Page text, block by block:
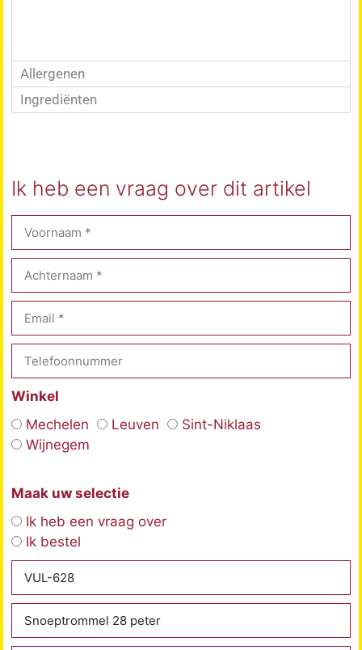
Allergenen
Ingrediënten
Ik heb een vraag over dit artikel
Winkel
Mechelen
Leuven
Sint-Niklaas
Wijnegem
Maak uw selectie
Ik heb een vraag over
Ik bestel